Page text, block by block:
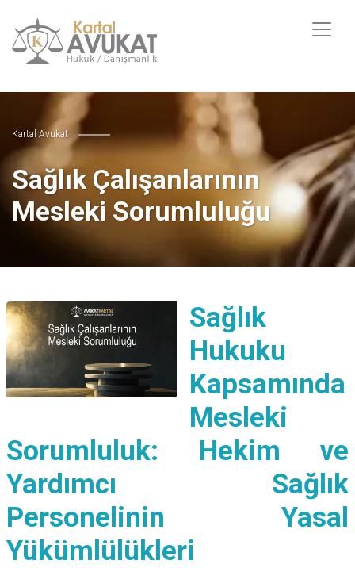
Kartal Avukat
Sağlık Çalışanlarının
Mesleki Sorumluluğu
Sağlık
Hukuku
Kapsamında
Mesleki
Sorumluluk: Hekim ve
Yardımcı Sağlık
Personelinin Yasal
Yükümlülükleri